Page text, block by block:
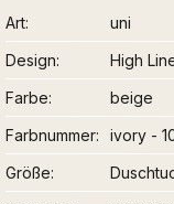
Art
uni
Design
High
Farbe
beige
Farbnummer
ivory -
Größe